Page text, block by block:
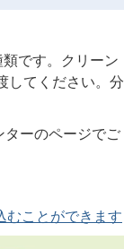
です。クリーン
してください。分
ーのページでご
むことができます